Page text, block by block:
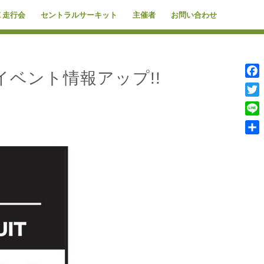
走行会 セントラルサーキット 主催者 お問い合わせ
ベント情報アップ!!
Line